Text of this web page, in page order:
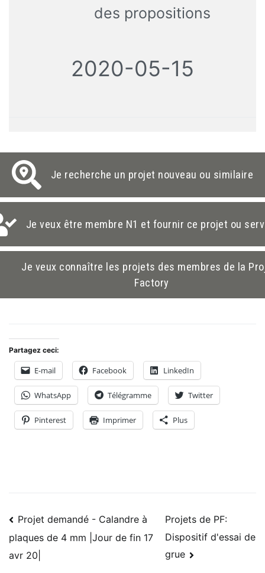
des propositions
2020-05-15
Je recherche un projet nouveau ou similaire
Je veux être membre N1 et fournir ce projet ou
Je veux connaître les projets des membres de la
Factory
Partagez ceci:
E-mail Facebook LinkedIn
WhatsApp Télégramme Twitter
Pinterest Imprimer Plus
Navigation
des
Projet demandé - Calandre à
plaques de 4 mm |Jour de fin 17
avr 20|
Projets de PF:
Dispositif d'essai de
grue